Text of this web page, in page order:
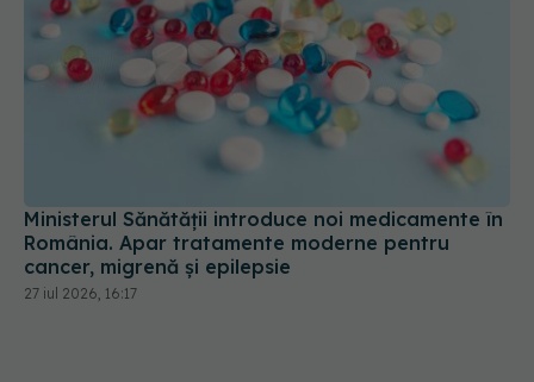
Ministerul Sănătății introduce noi medicamente în
România. Apar tratamente moderne pentru
cancer, migrenă și epilepsie
27 iul 2026, 16:17